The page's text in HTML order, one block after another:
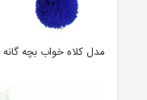
مدل کلاه خواب بچه گانه